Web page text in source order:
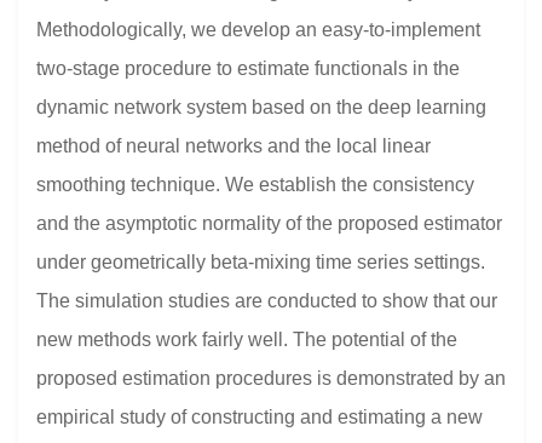
Methodologically, we develop an easy-to-implement
two-stage procedure to estimate functionals in the
dynamic network system based on the deep learning
method of neural networks and the local linear
smoothing technique. We establish the consistency
and the asymptotic normality of the proposed estimator
under geometrically beta-mixing time series settings.
The simulation studies are conducted to show that our
new methods work fairly well. The potential of the
proposed estimation procedures is demonstrated by an
empirical study of constructing and estimating a new